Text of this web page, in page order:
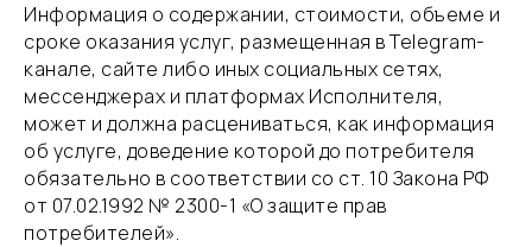
​Информация о содержании, стоимости, объеме и
сроке оказания услуг, размещенная в Telegram-
канале, сайте либо иных социальных сетях,
мессенджерах и платформах Исполнителя,
может и должна расцениваться, как информация
об услуге, доведение которой до потребителя
обязательно в соответствии со ст. 10 Закона РФ
от 07.02.1992 № 2300-1 «О защите прав
потребителей».